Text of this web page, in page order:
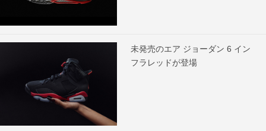
未発売のエア ジョーダン 6 イン
フラレッドが登場